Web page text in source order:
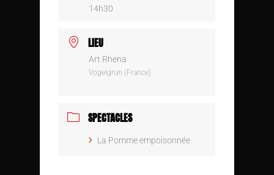
14h30
LIEU
Art Rhena
Vogelgrun (France)
SPECTACLES
La Pomme empoisonnée